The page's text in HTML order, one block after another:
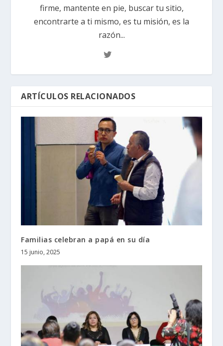
firme, mantente en pie, buscar tu sitio,
encontrarte a ti mismo, es tu misión, es la
razón...
ARTÍCULOS RELACIONADOS
Familias celebran a papá en su día
15 junio, 2025